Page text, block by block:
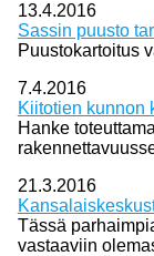
13.4.2016
Sassin puusto
Puustokartoitus
7.4.2016
Kiitotien kunnon
Hanke
21.3.2016
Tässä
vastaaviin